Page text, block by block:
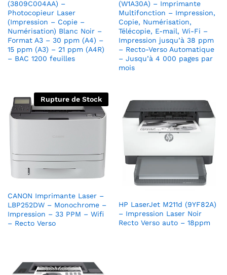
(3809C004AA) –
Photocopieur Laser
(Impression – Copie –
Numérisation) Blanc Noir –
Format A3 – 30 ppm (A4) –
15 ppm (A3) – 21 ppm (A4R)
– BAC 1200 feuilles
(W1A30A) – Imprimante
Multifonction – Impression,
Copie, Numérisation,
Télécopie, E-mail, Wi-Fi –
Impression jusqu’à 38 ppm
– Recto-Verso Automatique
– Jusqu’à 4 000 pages par
mois
Rupture de Stock
CANON Imprimante Laser –
LBP252DW – Monochrome –
Impression – 33 PPM – Wifi
– Recto Verso
HP LaserJet M211d (9YF82A)
– Impression Laser Noir
Recto Verso auto – 18ppm